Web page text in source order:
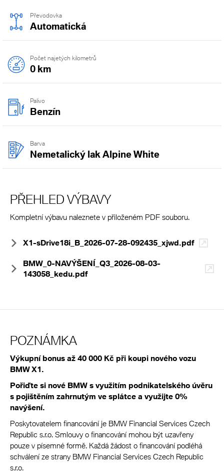
Převodovka
Automatická
Počet najetých kilometrů
0 km
Palivo
Benzín
Barva
Nemetalický lak Alpine White
PŘEHLED VÝBAVY
Kompletní výbavu naleznete v přiloženém PDF souboru.
X1-sDrive18i_B_2026-07-28-092435_xjwd.pdf
BMW_0-NAVÝŠENÍ_Q3_2026-08-03-
143058_kedu.pdf
POZNÁMKA
Výkupní bonus až 40 000 Kč při koupi nového vozu
BMW X1.
Pořiďte si nové BMW s využitím podnikatelského úvěru
s pojištěním zahrnutým ve splátce a využijte 0%
navýšení.
Poskytovatelem financování je BMW Financial Services Czech
Republic s.r.o. Smlouvy o financování mohou být uzavřeny
pouze v písemné formě. Každá žádost o financování podléhá
schválení ze strany BMW Financial Services Czech Republic
s.r.o.